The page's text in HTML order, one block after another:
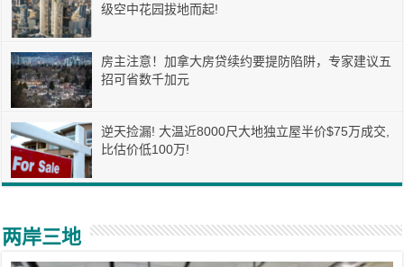
级空中花园拔地而起!
房主注意！加拿大房贷续约要提防陷阱，专家建议五
招可省数千加元
逆天捡漏! 大温近8000尺大地独立屋半价$75万成交,
比估价低100万!
两岸三地